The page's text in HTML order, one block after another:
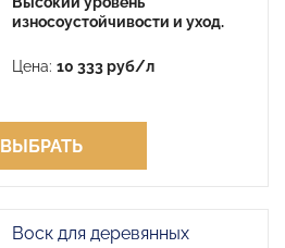
износоустойчивости и уход.
Цена:10 333 руб/л
ВЫБРАТЬ
Воск для деревянных